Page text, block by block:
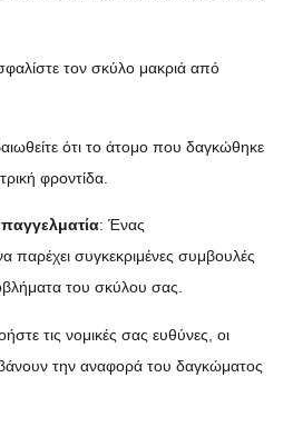
τον σκύλο μακριά από
ότι το άτομο που δαγκώθηκε
φροντίδα.
: Ένας
παρέχει συγκεκριμένες συμβουλές
του σκύλου σας.
τις νομικές σας ευθύνες, οι
την αναφορά του δαγκώματος